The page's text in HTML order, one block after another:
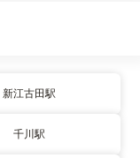
新江古田駅
千川駅